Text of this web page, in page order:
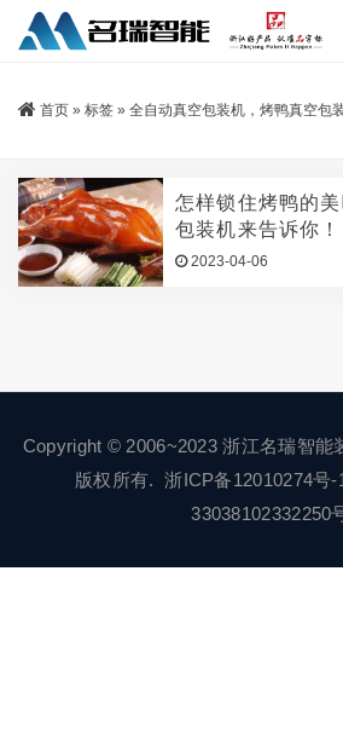
首页 » 标签 » 全自动真空包装机，烤鸭真空包
怎样锁住烤鸭的
包装机来告诉你！
2023-04-06
Copyright © 2006~2023 浙江名瑞智能
版权所有.浙ICP备12010274号-
33038102332250